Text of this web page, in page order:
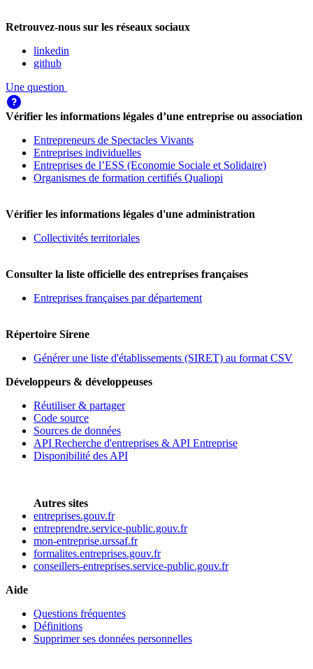
Retrouvez-nous sur les réseaux sociaux
linkedin
github
Une question
Vérifier les informations légales d’une entreprise ou association
Entrepreneurs de Spectacles Vivants
Entreprises individuelles
Entreprises de l’ESS (Economie Sociale et Solidaire)
Organismes de formation certifiés Qualiopi
Vérifier les informations légales d'une administration
Collectivités territoriales
Consulter la liste officielle des entreprises françaises
Entreprises françaises par département
Répertoire Sirene
Générer une liste d'établissements (SIRET) au format CSV
Développeurs & développeuses
Réutiliser & partager
Code source
Sources de données
API Recherche d'entreprises & API Entreprise
Disponibilité des API
Autres sites
entreprises.gouv.fr
entreprendre.service-public.gouv.fr
mon-entreprise.urssaf.fr
formalites.entreprises.gouv.fr
conseillers-entreprises.service-public.gouv.fr
Aide
Questions fréquentes
Définitions
Supprimer ses données personnelles